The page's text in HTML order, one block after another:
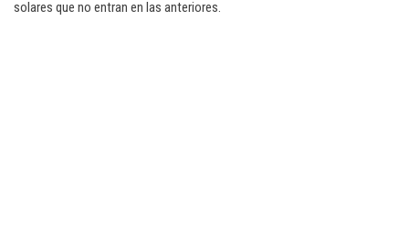
solares que no entran en las anteriores.